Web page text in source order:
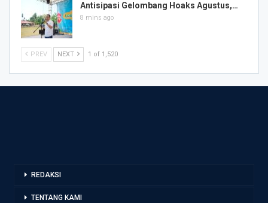
Antisipasi Gelombang Hoaks Agustus,…
8 mins ago
PREV NEXT 1 of 1,520
REDAKSI
TENTANG KAMI